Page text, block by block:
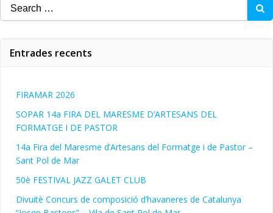
Search
for:
Entrades recents
FIRAMAR 2026
SOPAR 14a FIRA DEL MARESME D’ARTESANS DEL
FORMATGE I DE PASTOR
14a Fira del Maresme d’Artesans del Formatge i de Pastor –
Sant Pol de Mar
50è FESTIVAL JAZZ GALET CLUB
Divuitè Concurs de composició d’havaneres de Catalunya